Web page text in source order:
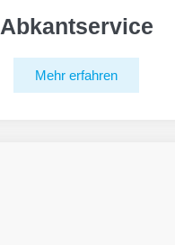
Abkantservice
Mehr erfahren